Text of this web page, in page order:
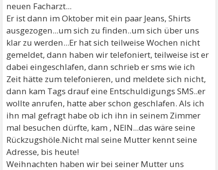
neuen Facharzt...
Er ist dann im Oktober mit ein paar Jeans, Shirts
ausgezogen...um sich zu finden..um sich über uns
klar zu werden...Er hat sich teilweise Wochen nicht
gemeldet, dann haben wir telefoniert, teilweise ist er
dabei eingeschlafen, dann schrieb er sms wie ich
Zeit hätte zum telefonieren, und meldete sich nicht,
dann kam Tags drauf eine Entschuldigungs SMS..er
wollte anrufen, hatte aber schon geschlafen. Als ich
ihn mal gefragt habe ob ich ihn in seinem Zimmer
mal besuchen dürfte, kam , NEIN...das wäre seine
Rückzugshöle.Nicht mal seine Mutter kennt seine
Adresse, bis heute!
Weihnachten haben wir bei seiner Mutter uns